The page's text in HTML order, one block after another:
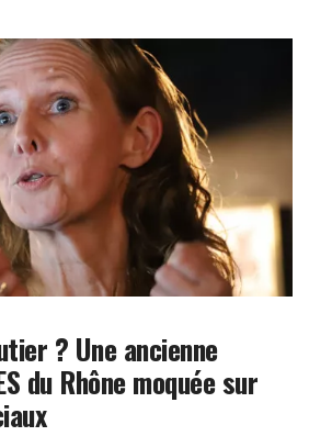
? Une ancienne
du Rhône moquée sur